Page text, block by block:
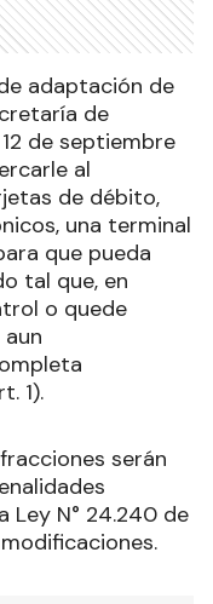
adaptación de
de
de septiembre
al
de débito,
una terminal
que pueda
tal que, en
o quede
1).
serán
Ley N° 24.240 de